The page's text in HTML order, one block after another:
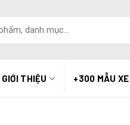
GIỚI THIỆU +300 MẪU